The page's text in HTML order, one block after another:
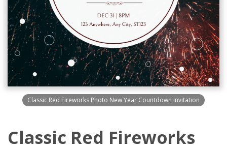
Classic Red Fireworks Photo New Year Countdown Invitation
Classic Red Fireworks